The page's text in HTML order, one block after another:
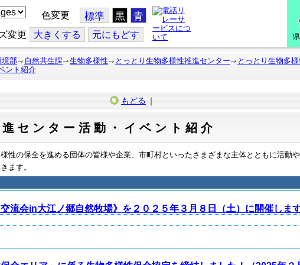
色変更 標準 黒 青
変更 大きくする 元にもどす
境部 自然共生課 生物多様性 とっとり生物多様性推進センター
とっとり生物多
ント紹介
もどる ｜
センター活動・イベント紹介
性の保全を進める団体の皆様や企業、市町村といったさまざまな主体とともに活動や
ます。
会in大江ノ郷自然牧場》を２０２５年３月８日（土）に開催します